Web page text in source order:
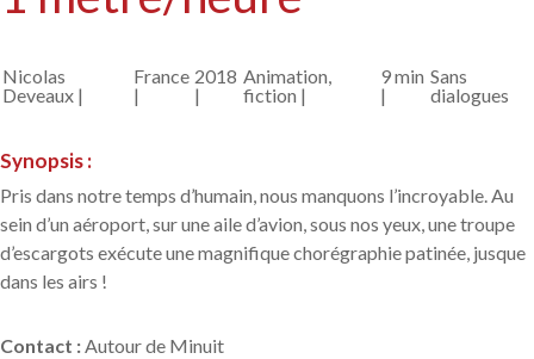
Nicolas
Deveaux |
France
|
2018
|
Animation,
fiction |
9 min
|
Sans
dialogues
Synopsis :
Pris dans notre temps d’humain, nous manquons l’incroyable. Au
sein d’un aéroport, sur une aile d’avion, sous nos yeux, une troupe
d’escargots exécute une magnifique chorégraphie patinée, jusque
dans les airs !
Contact :Autour de Minuit